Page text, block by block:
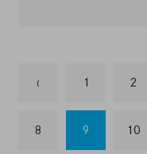
‹ 1 2
8 9 10